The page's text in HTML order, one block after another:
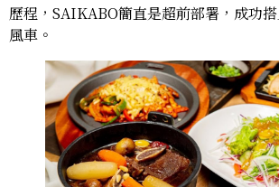
歷程，SAIKABO簡直是超前部署，成功
風車。